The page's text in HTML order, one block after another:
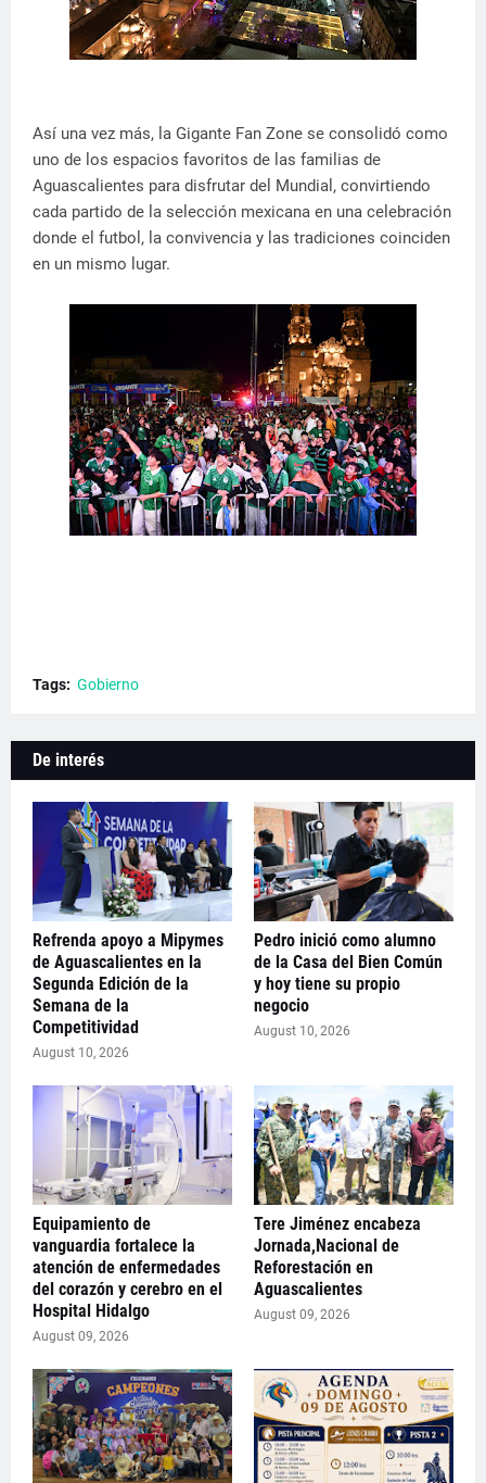
Así una vez más, la Gigante Fan Zone se consolidó como
uno de los espacios favoritos de las familias de
Aguascalientes para disfrutar del Mundial, convirtiendo
cada partido de la selección mexicana en una celebración
donde el futbol, la convivencia y las tradiciones coinciden
en un mismo lugar.
Tags: Gobierno
De interés
Refrenda apoyo a Mipymes
de Aguascalientes en la
Segunda Edición de la
Semana de la
Competitividad
August 10, 2026
Pedro inició como alumno
de la Casa del Bien Común
y hoy tiene su propio
negocio
August 10, 2026
Equipamiento de
vanguardia fortalece la
atención de enfermedades
del corazón y cerebro en el
Hospital Hidalgo
August 09, 2026
Tere Jiménez encabeza
Jornada,Nacional de
Reforestación en
Aguascalientes
August 09, 2026